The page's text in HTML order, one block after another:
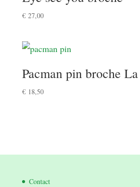
€27,00
Pacman pin broche
€18,50
Contact